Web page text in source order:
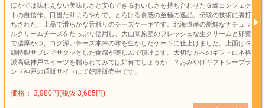
ほかでは味わえない美味しさと安心できるおいしさを持ち合わせたＧ線コンフェク
トの自信作。口当たりまろやかで、とろける食感の至極の逸品。伝統の技術に裏打
ちされた、上品で滑らかな舌触りのチーズケーキです。北海道産の新鮮なナチュラ
ルクリームチーズをたっぷり使用し、大山高原産のフレッシュな生クリームと卵黄
で濃厚かつ、コク深いチーズ本来の味を生かしたケーキに仕上げました。上面はＧ
線特製サブレでサクッとした食感が楽しんで頂けます。大切な方へのギフトに本格
派高級神戸スイーツを贈られてみては如何でしょうか！？おみやげギフトシーブラ
ンド神戸の通販サイトにて好評販売中です。
価格： 3,980円(税抜 3,685円)